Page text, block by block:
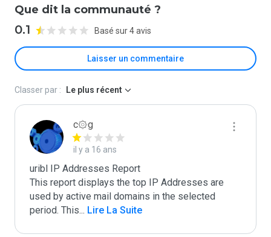
Que dit la communauté ?
0.1 Basé sur 4 avis
Laisser un commentaire
Classer par : Le plus récent
c۞g
il y a 16 ans
uribl IP Addresses Report
This report displays the top IP Addresses are
used by active mail domains in the selected
period. This... Lire La Suite